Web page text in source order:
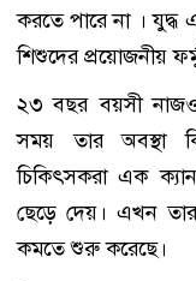
করতে পারে না । যুদ্ধ
শিশুদের প্রয়োজনীয়
২৩ বছর বয়সী
সময় তার অবস্থা
চিকিৎসকরা এক
ছেড়ে দেয়। এখন
কমতে শুরু করেছে।